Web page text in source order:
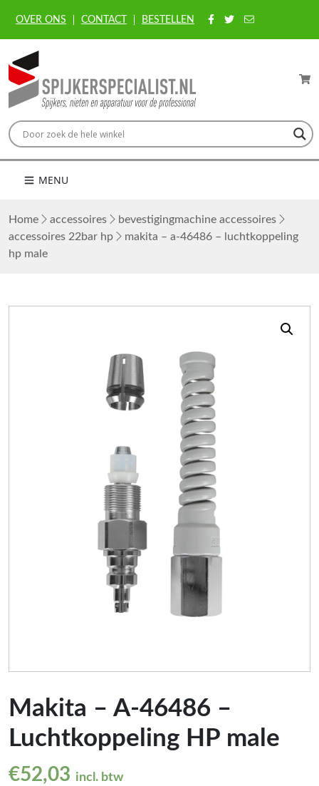
OVER ONS CONTACT BESTELLEN
MENU
Home accessoires
bevestigingmachine accessoires
accessoires 22bar hp
makita – a-46486 – luchtkoppeling
hp male
Makita – A-46486 –
Luchtkoppeling HP male
€52,03 incl. btw